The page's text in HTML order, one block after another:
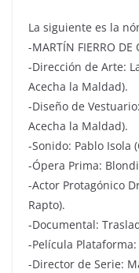
La siguiente es la
-MARTÍN FIERRO DE
-Dirección de Arte:
Acecha la Maldad).
-Diseño de
Acecha la Maldad).
-Sonido: Pablo Isola
-Ópera Prima:
-Actor Protagónico
Rapto).
-Documental:
-Película
-Director de Serie: